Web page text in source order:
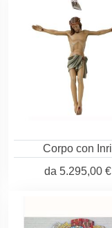
Corpo con Inri
da 5.295,00 €